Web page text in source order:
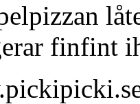
finfint